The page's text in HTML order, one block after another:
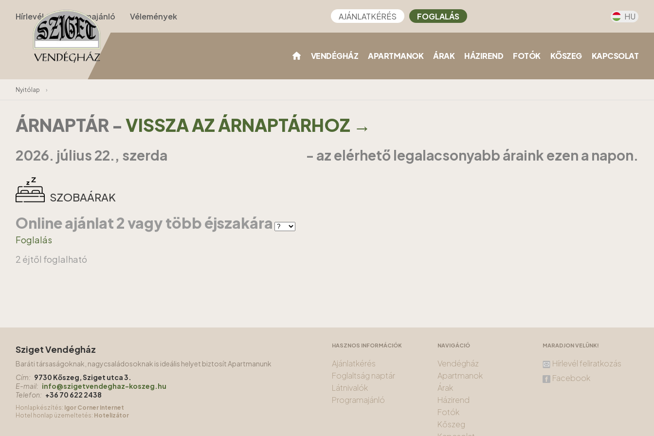
Hírlevél Programajánló Vélemények AJÁNLATKÉRÉS FOGLALÁS HU
VENDÉGHÁZ APARTMANOK ÁRAK HÁZIREND FOTÓK KŐSZEG KAPCSOLAT
Nyitólap ›
ÁRNAPTÁR - VISSZA AZ ÁRNAPTÁRHOZ →
2026. július 22., szerda - az elérhető legalacsonyabb áraink ezen a napon.
SZOBAÁRAK
Online ajánlat 2 vagy több éjszakára
Foglalás
2 éjtől foglalható
Sziget Vendégház
Baráti társaságoknak, nagycsaládosoknak is ideális helyet biztosít Apartmanunk
Cím: 9730 Kőszeg, Sziget utca 3.
E-mail: info@szigetvendeghaz-koszeg.hu
Telefon: +36 70 622 2438
Honlapkészítés: Igor Corner Internet
Hotel honlap üzemeltetés: Hotelizátor
HASZNOS INFORMÁCIÓK
Ajánlatkérés
Foglaltság naptár
Látnivalók
Programajánló
NAVIGÁCIÓ
Vendégház
Apartmanok
Árak
Házirend
Fotók
Kőszeg
MARADJON VELÜNK!
Hírlevél feliratkozás
Facebook